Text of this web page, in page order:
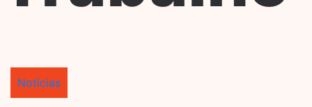
Notícias